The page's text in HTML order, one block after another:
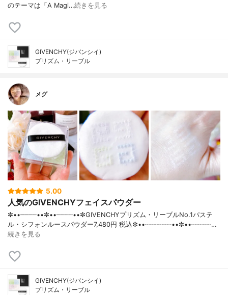
のテーマは「A Magi…続きを見る
GIVENCHY(ジバンシイ)
プリズム・リーブル
メグ
5.00
人気のGIVENCHYフェイスパウダー
✼••┈┈┈┈••✼••┈┈┈┈••✼GIVENCHYプリズム・リーブルNo.1パステ
ル・シフォンルースパウダー7,480円 税込✼••┈┈┈┈••✼••┈┈┈…
続きを見る
GIVENCHY(ジバンシイ)
プリズム・リーブル